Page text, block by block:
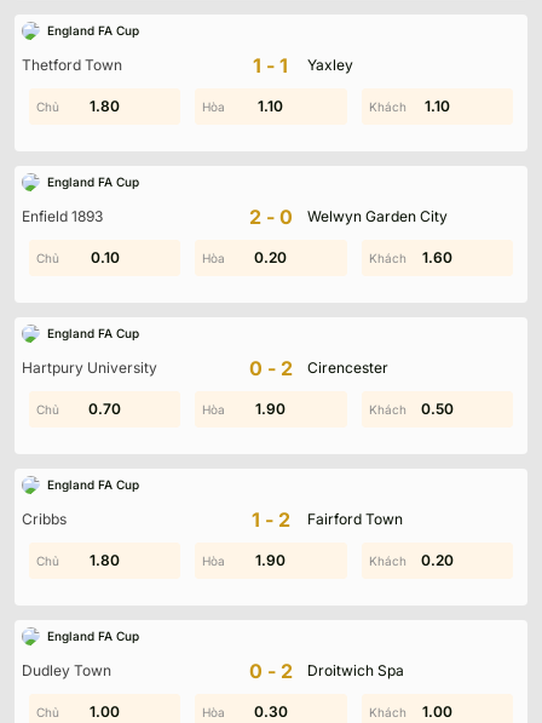
England FA Cup
Thetford Town 1-1 Yaxley
1.30 1.70 0.60
1.80 1.10 1.10
England FA Cup
Enfield 1893 2-0 Welwyn Garden City
0.80 1.30 1.40
0.10 0.20 1.60
England FA Cup
Hartpury University 0-2 Cirencester
0.20 1.10 1.90
0.70 1.90 0.50
England FA Cup
Cribbs 1-2 Fairford Town
0.50 1.70 1.00
1.80 1.90 0.20
England FA Cup
Dudley Town 0-2 Droitwich Spa
1.00 2.00 1.00
1.00 0.30 1.00